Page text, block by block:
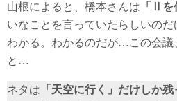
山根によると、橋本さんは 「Ⅱを
いなことを言っていたらしいの
わかる。わかるのだが…この会議
と…
ネタは 「天空に行く」だけしか